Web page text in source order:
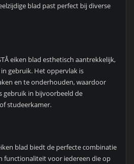
blad past perfect bij diverse
eiken blad esthetisch aantrekkelijk,
gebruik. Het oppervlak is
en te onderhouden, waardoor
gebruik in bijvoorbeeld de
studeerkamer.
blad biedt de perfecte combinatie
functionaliteit voor iedereen die op